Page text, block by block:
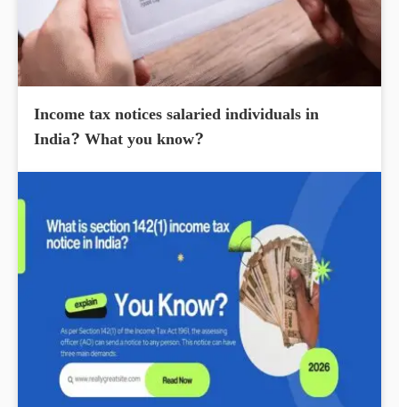
Income tax notices salaried individuals in
India? What you know?